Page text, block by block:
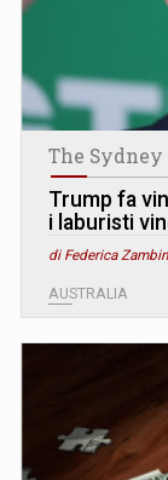
The
Trump fa
i laburisti
di Federica
AUSTRALIA